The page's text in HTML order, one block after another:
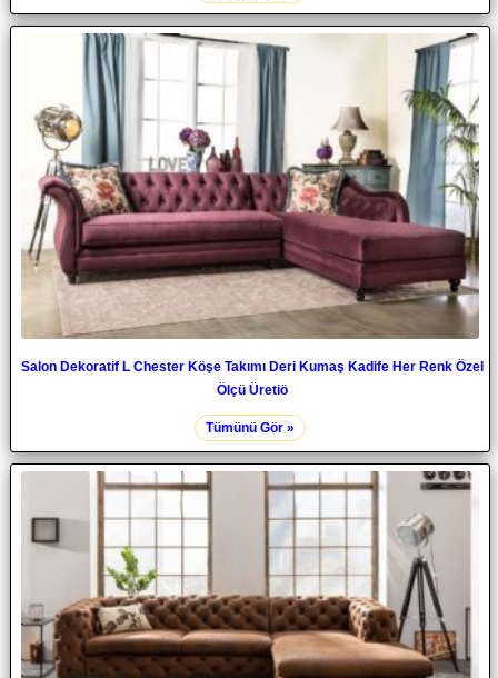
Salon Dekoratif L Chester Köşe Takımı Deri Kumaş Kadife Her Renk Özel
Ölçü Üretiö
Tümünü Gör »